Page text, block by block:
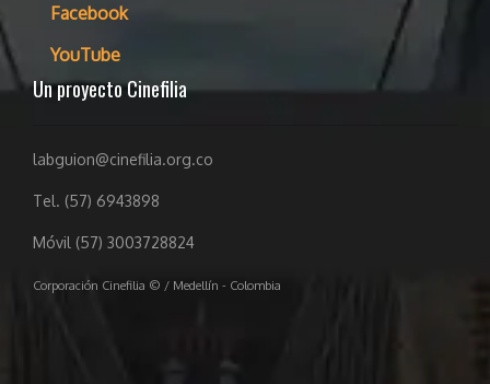
Facebook
YouTube
Un proyecto Cinefilia
labguion@cinefilia.org.co
Tel. (57) 6943898
Móvil (57) 3003728824
Corporación Cinefilia © / Medellín - Colombia